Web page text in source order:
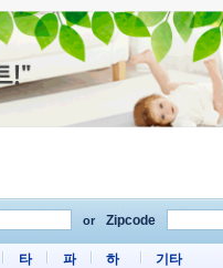
or Zipcode
타 파 하 기타